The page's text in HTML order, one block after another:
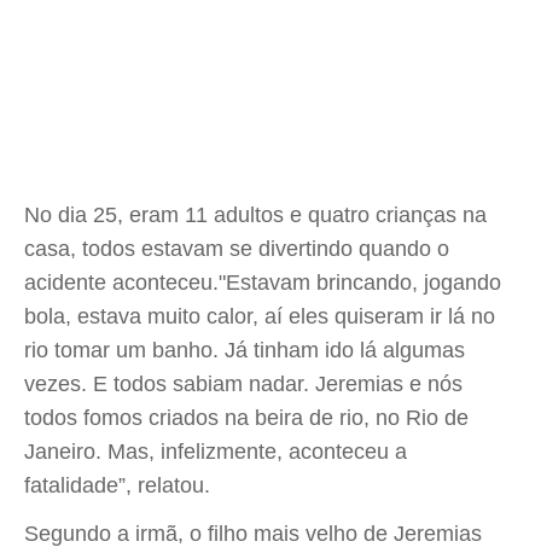
No dia 25, eram 11 adultos e quatro crianças na
casa, todos estavam se divertindo quando o
acidente aconteceu."Estavam brincando, jogando
bola, estava muito calor, aí eles quiseram ir lá no
rio tomar um banho. Já tinham ido lá algumas
vezes. E todos sabiam nadar. Jeremias e nós
todos fomos criados na beira de rio, no Rio de
Janeiro. Mas, infelizmente, aconteceu a
fatalidade”, relatou.
Segundo a irmã, o filho mais velho de Jeremias